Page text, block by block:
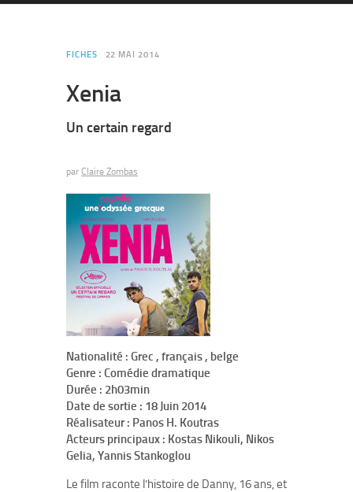
FICHES 22 MAI 2014
Xenia
Un certain regard
par Claire Zombas
Nationalité : Grec , français , belge
Genre : Comédie dramatique
Durée : 2h03min
Date de sortie : 18 Juin 2014
Réalisateur : Panos H. Koutras
Acteurs principaux : Kostas Nikouli, Nikos
Gelia, Yannis Stankoglou
Le film raconte l’histoire de Danny, 16 ans, et